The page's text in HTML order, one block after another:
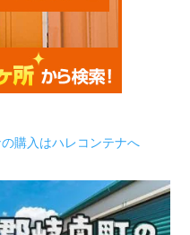
購入はハレコンテナへ